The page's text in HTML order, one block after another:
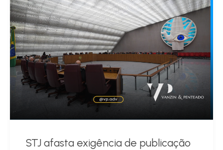
STJ afasta exigência de publicação